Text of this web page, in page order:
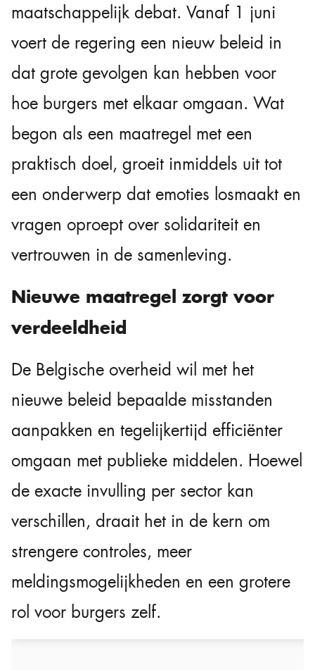
maatschappelijk debat. Vanaf 1 juni
voert de regering een nieuw beleid in
dat grote gevolgen kan hebben voor
hoe burgers met elkaar omgaan. Wat
begon als een maatregel met een
praktisch doel, groeit inmiddels uit tot
een onderwerp dat emoties losmaakt en
vragen oproept over solidariteit en
vertrouwen in de samenleving.
Nieuwe maatregel zorgt voor
verdeeldheid
De Belgische overheid wil met het
nieuwe beleid bepaalde misstanden
aanpakken en tegelijkertijd efficiënter
omgaan met publieke middelen. Hoewel
de exacte invulling per sector kan
verschillen, draait het in de kern om
strengere controles, meer
meldingsmogelijkheden en een grotere
rol voor burgers zelf.